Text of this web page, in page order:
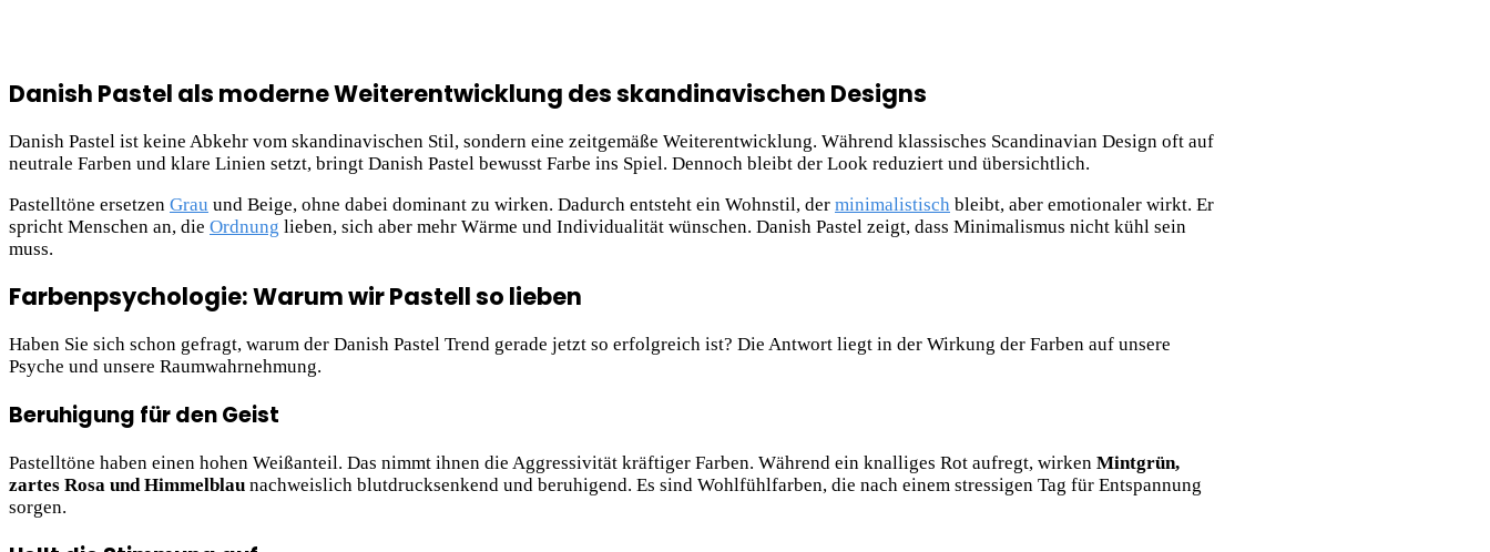
Danish Pastel als moderne Weiterentwicklung des skandinavischen Designs
Danish Pastel ist keine Abkehr vom skandinavischen Stil, sondern eine zeitgemäße Weiterentwicklung. Während klassisches Scandinavian Design oft auf
neutrale Farben und klare Linien setzt, bringt Danish Pastel bewusst Farbe ins Spiel. Dennoch bleibt der Look reduziert und übersichtlich.
Pastelltöne ersetzen Grau und Beige, ohne dabei dominant zu wirken. Dadurch entsteht ein Wohnstil, der minimalistisch bleibt, aber emotionaler wirkt. Er
spricht Menschen an, die Ordnung lieben, sich aber mehr Wärme und Individualität wünschen. Danish Pastel zeigt, dass Minimalismus nicht kühl sein
muss.
Farbenpsychologie: Warum wir Pastell so lieben
Haben Sie sich schon gefragt, warum der Danish Pastel Trend gerade jetzt so erfolgreich ist? Die Antwort liegt in der Wirkung der Farben auf unsere
Psyche und unsere Raumwahrnehmung.
Beruhigung für den Geist
Pastelltöne haben einen hohen Weißanteil. Das nimmt ihnen die Aggressivität kräftiger Farben. Während ein knalliges Rot aufregt, wirken Mintgrün,
zartes Rosa und Himmelblau nachweislich blutdrucksenkend und beruhigend. Es sind Wohlfühlfarben, die nach einem stressigen Tag für Entspannung
sorgen.